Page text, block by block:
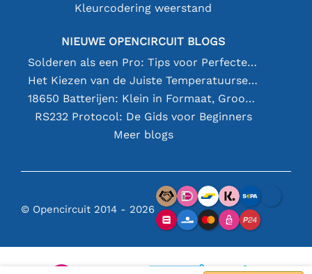
Kleurcodering weerstand
NIEUWE OPENCIRCUIT BLOGS
Solderen als een Pro: Tips voor Perfecte Elektronische Verbindingen
Het Kiezen van de Juiste Temperatuursensor [youtube]
18650 Batterijen: Klein in Formaat, Groot in Prestatie
RS232 Protocol: De Gids voor Beginners
Meer blogs
© Opencircuit 2014 - 2026